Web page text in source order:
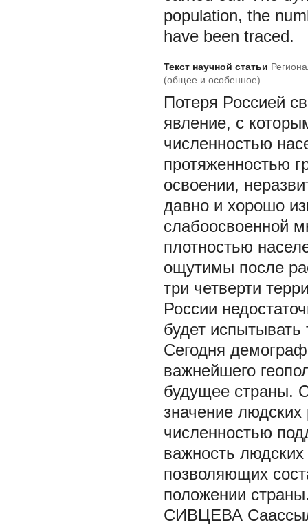
population, the
have been traced.
Текст научной статьи
(общее и особенное)
Потеря Россией
явление, с
численностью
протяженностью
освоении,
давно и хорошо
слабоосвоенной
плотностью
ощутимы после
три четверти
России
будет испытывать
Сегодня
важнейшего
будущее страны.
значение
численностью
важность
позволяющих
положении
СИВЦЕВА